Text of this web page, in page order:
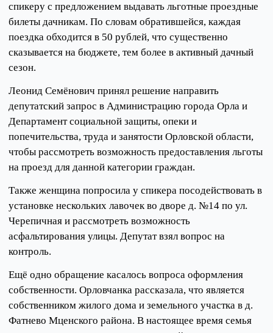
спикеру с предложением выдавать льготные проездные
билеты дачникам. По словам обратившейся, каждая
поездка обходится в 50 рублей, что существенно
сказывается на бюджете, тем более в активный дачный
сезон.
Леонид Семёнович принял решение направить
депутатский запрос в Администрацию города Орла и
Департамент социальной защиты, опеки и
попечительства, труда и занятости Орловской области,
чтобы рассмотреть возможность предоставления льготы
на проезд для данной категории граждан.
Также женщина попросила у спикера посодействовать в
установке нескольких лавочек во дворе д. №14 по ул.
Черепичная и рассмотреть возможность
асфальтирования улицы. Депутат взял вопрос на
контроль.
Ещё одно обращение касалось вопроса оформления
собственности. Орловчанка рассказала, что является
собственником жилого дома и земельного участка в д.
Фатнево Мценского района. В настоящее время семья